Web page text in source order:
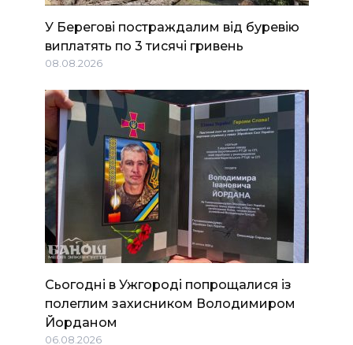
У Берегові постраждалим від буревію
виплатять по 3 тисячі гривень
08.08.2026
Сьогодні в Ужгороді попрощалися із
полеглим захисником Володимиром
Йорданом
06.08.2026